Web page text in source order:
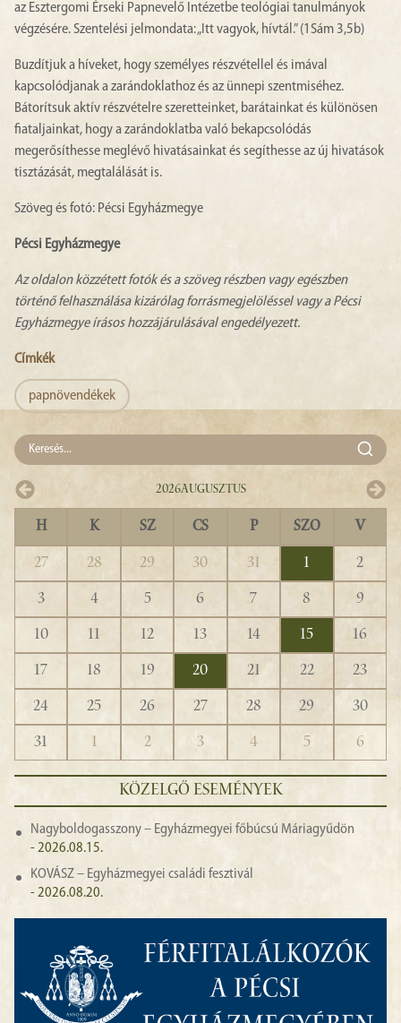
az Esztergomi Érseki Papnevelő Intézetbe teológiai tanulmányok
végzésére. Szentelési jelmondata: „Itt vagyok, hívtál.” (1Sám 3,5b)
Buzdítjuk a híveket, hogy személyes részvétellel és imával
kapcsolódjanak a zarándoklathoz és az ünnepi szentmiséhez.
Bátorítsuk aktív részvételre szeretteinket, barátainkat és különösen
fiataljainkat, hogy a zarándoklatba való bekapcsolódás
megerősíthesse meglévő hivatásainkat és segíthesse az új hivatások
tisztázását, megtalálását is.
Szöveg és fotó: Pécsi Egyházmegye
Pécsi Egyházmegye
Az oldalon közzétett fotók és a szöveg részben vagy egészben
történő felhasználása kizárólag forrásmegjelöléssel vagy a Pécsi
Egyházmegye írásos hozzájárulásával engedélyezett.
Címkék
papnövendékek
2026Augusztus
H K SZ CS P SZO V
27 28 29 30 31 1
2
3
4 5 6 7 8
9
10
11 12 13 14 15
16
17
18 19 20 21 22
23
24
25 26 27 28 29
30
31
1 2 3 4 5 6
KÖZELGŐ ESEMÉNYEK
Nagyboldogasszony – Egyházmegyei főbúcsú Máriagyűdön
- 2026.08.15.
KOVÁSZ – Egyházmegyei családi fesztivál
- 2026.08.20.